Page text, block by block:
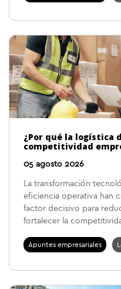
¿Por qué la logística
competitividad
05 agosto 2026
La transformación
eficiencia operativa han
factor decisivo para
fortalecer la
Apuntes empresariales